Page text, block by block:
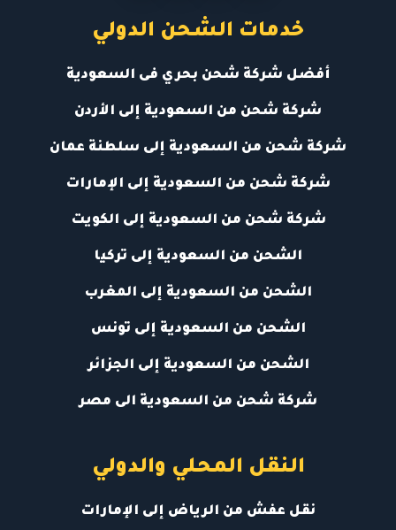
خدمات الشحن الدولي
أفضل شركة شحن بحري فى السعودية
شركة شحن من السعودية إلى الأردن
شركة شحن من السعودية إلى سلطنة عمان
شركة شحن من السعودية إلى الإمارات
شركة شحن من السعودية إلى الكويت
الشحن من السعودية إلى تركيا
الشحن من السعودية إلى المغرب
الشحن من السعودية إلى تونس
الشحن من السعودية إلى الجزائر
شركة شحن من السعودية الى مصر
النقل المحلي والدولي
نقل عفش من الرياض إلى الإمارات